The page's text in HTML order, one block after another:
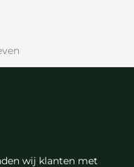
wij klanten met